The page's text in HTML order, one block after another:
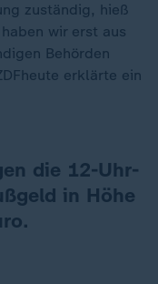
zuständig, hieß
wir erst aus
Behörden
erklärte ein
die 12-Uhr-
in Höhe